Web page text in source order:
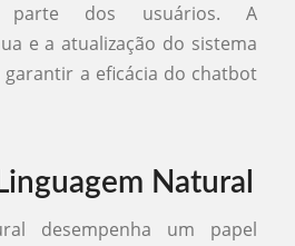
parte dos usuários. A
e a atualização do sistema
garantir a eficácia do chatbot
Natural
desempenha um papel